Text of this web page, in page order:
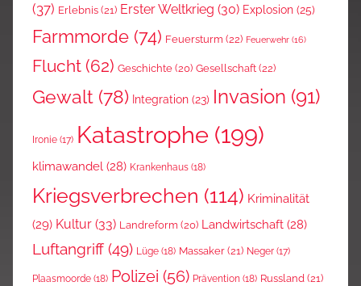
(37) Erlebnis (21) Erster Weltkrieg (30) Explosion (25)
Farmmorde (74) Feuersturm (22) Feuerwehr (16)
Flucht (62) Geschichte (20) Gesellschaft(22)
Gewalt (78) Integration (23) Invasion (91)
Ironie (17) Katastrophe (199)
klimawandel (28) Krankenhaus (18)
Kriegsverbrechen (114) Kriminalität
(29) Kultur (33) Landreform (20) Landwirtschaft (28)
Luftangriff (49) Lüge (18) Massaker (21) Neger (17)
Plaasmoorde (18) Polizei (56) Prävention (18) Russland (21)